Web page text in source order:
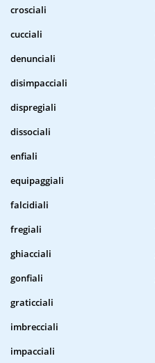
crosciali
cucciali
denunciali
disimpacciali
dispregiali
dissociali
enfiali
equipaggiali
falcidiali
fregiali
ghiacciali
gonfiali
graticciali
imbrecciali
impacciali